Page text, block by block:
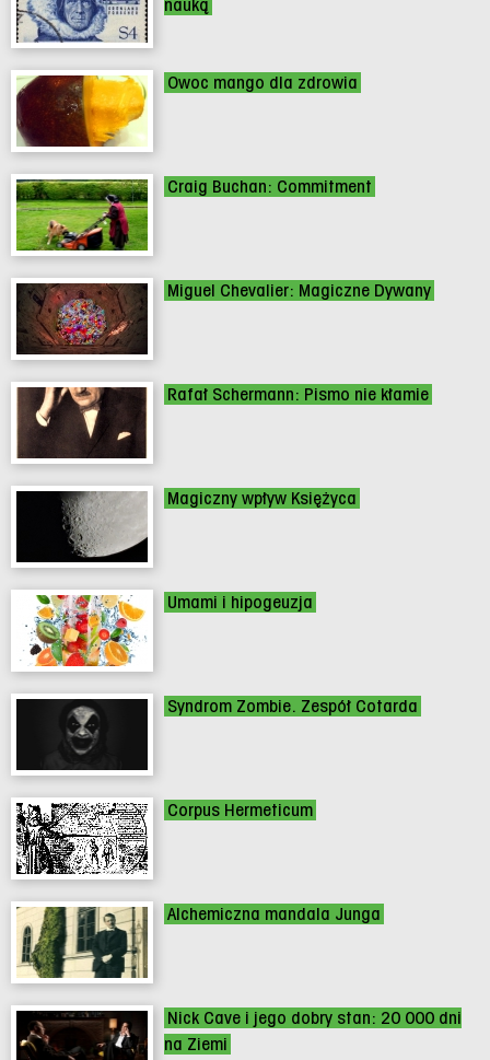
nauką
Owoc mango dla zdrowia
Craig Buchan: Commitment
Miguel Chevalier: Magiczne Dywany
Rafał Schermann: Pismo nie kłamie
Magiczny wpływ Księżyca
Umami i hipogeuzja
Syndrom Zombie. Zespół Cotarda
Corpus Hermeticum
Alchemiczna mandala Junga
Nick Cave i jego dobry stan: 20 000 dni
na Ziemi